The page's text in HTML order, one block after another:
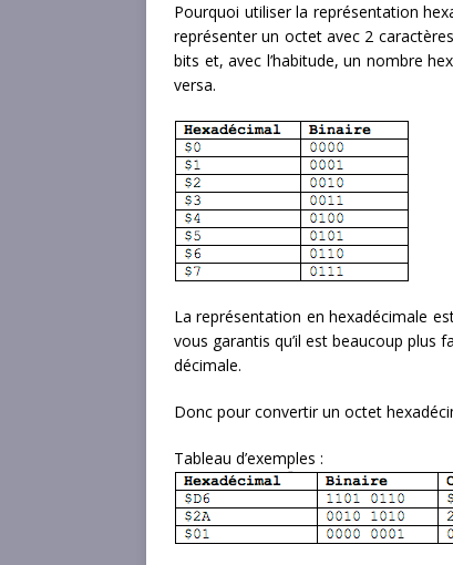
Pourquoi utiliser la représentation
représenter un octet avec 2
bits et, avec l’habitude, un nombre
versa.
La représentation en hexadécimale
vous garantis qu’il est beaucoup plus
décimale.
Donc pour convertir un octet
Tableau d’exemples :